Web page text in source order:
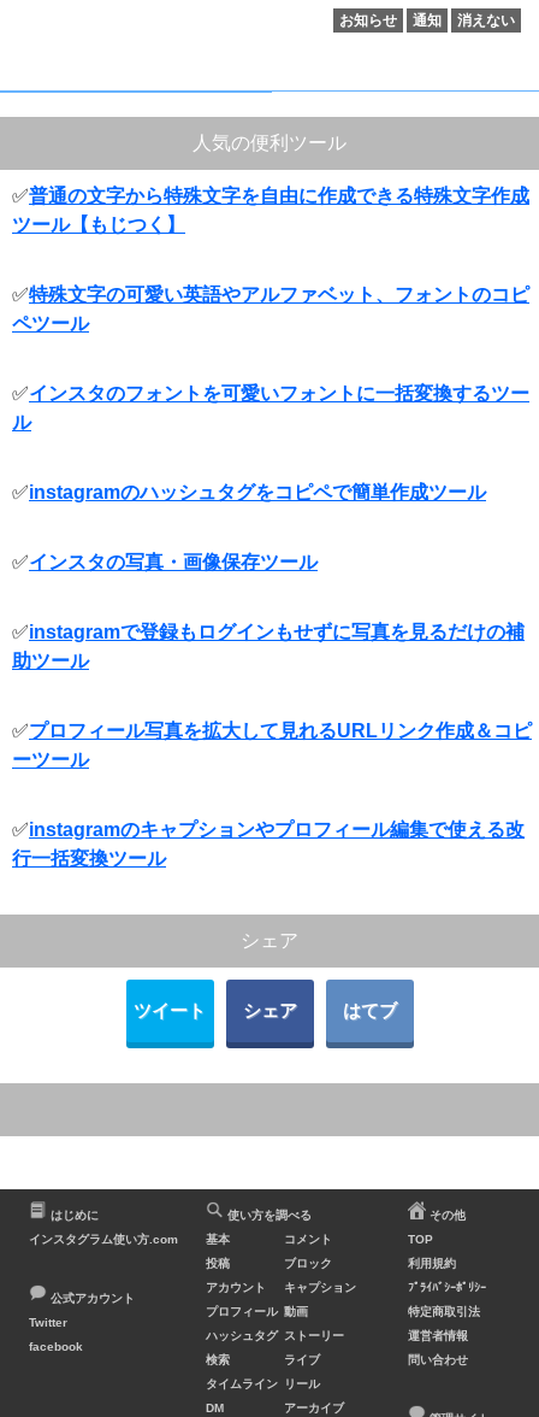
お知らせ
通知 消えない
人気の便利ツール
✅普通の文字から特殊文字を自由に作成できる特殊文字作成
ツール【もじつく】
✅特殊文字の可愛い英語やアルファベット、フォントのコピ
ペツール
✅インスタのフォントを可愛いフォントに一括変換するツー
ル
✅instagramのハッシュタグをコピペで簡単作成ツール
✅インスタの写真・画像保存ツール
✅instagramで登録もログインもせずに写真を見るだけの補
助ツール
✅プロフィール写真を拡大して見れるURLリンク作成＆コピ
ーツール
✅instagramのキャプションやプロフィール編集で使える改
行一括変換ツール
シェア
ツイート シェア はてブ
はじめに
インスタグラム使い方.com
公式アカウント
Twitter
facebook
使い方を調べる
基本
投稿
アカウント
プロフィール
ハッシュタグ
検索
タイムライン
DM
コメント
ブロック
キャプション
動画
ストーリー
ライブ
リール
アーカイブ
その他
TOP
利用規約
ﾌﾟﾗｲﾊﾞｼｰﾎﾟﾘｼｰ
特定商取引法
運営者情報
問い合わせ